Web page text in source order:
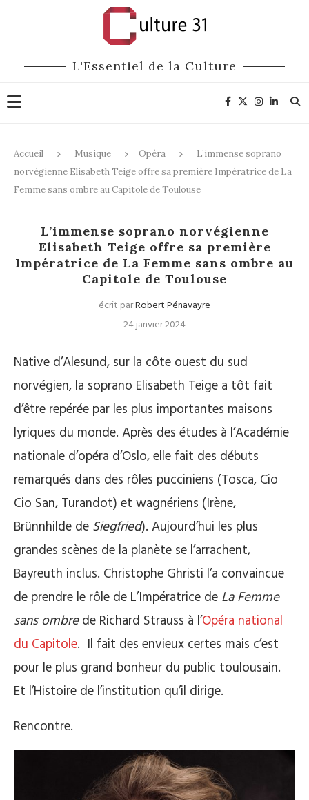
L'Essentiel de la Culture
Accueil Musique Opéra
L’immense soprano
norvégienne Elisabeth Teige offre sa première Impératrice de La
Femme sans ombre au Capitole de Toulouse
L’immense soprano norvégienne
Elisabeth Teige offre sa première
Impératrice de La Femme sans ombre au
Capitole de Toulouse
écrit parRobert Pénavayre
24 janvier 2024
Native d’Alesund, sur la côte ouest du sud
norvégien, la soprano Elisabeth Teige a tôt fait
d’être repérée par les plus importantes maisons
lyriques du monde. Après des études à l’Académie
nationale d’opéra d’Oslo, elle fait des débuts
remarqués dans des rôles pucciniens (Tosca, Cio
Cio San, Turandot) et wagnériens (Irène,
Brünnhilde de Siegfried). Aujourd’hui les plus
grandes scènes de la planète se l’arrachent,
Bayreuth inclus. Christophe Ghristi l’a convaincue
de prendre le rôle de L’Impératrice de La Femme
sans ombrede Richard Strauss à l’Opéra national
du Capitole. Il fait des envieux certes mais c’est
pour le plus grand bonheur du public toulousain.
Et l’Histoire de l’institution qu’il dirige.
Rencontre.